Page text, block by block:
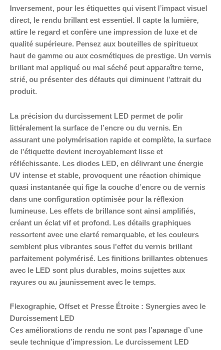
Inversement, pour les étiquettes qui visent l’impact visuel
direct, le rendu brillant est essentiel. Il capte la lumière,
attire le regard et confère une impression de luxe et de
qualité supérieure. Pensez aux bouteilles de spiritueux
haut de gamme ou aux cosmétiques de prestige. Un vernis
brillant mal appliqué ou mal séché peut apparaître terne,
strié, ou présenter des défauts qui diminuent l’attrait du
produit.
La précision du durcissement LED permet de polir
littéralement la surface de l’encre ou du vernis. En
assurant une polymérisation rapide et complète, la surface
de l’étiquette devient incroyablement lisse et
réfléchissante. Les diodes LED, en délivrant une énergie
UV intense et stable, provoquent une réaction chimique
quasi instantanée qui fige la couche d’encre ou de vernis
dans une configuration optimisée pour la réflexion
lumineuse. Les effets de brillance sont ainsi amplifiés,
créant un éclat vif et profond. Les détails graphiques
ressortent avec une clarté remarquable, et les couleurs
semblent plus vibrantes sous l’effet du vernis brillant
parfaitement polymérisé. Les finitions brillantes obtenues
avec le LED sont plus durables, moins sujettes aux
rayures ou au jaunissement avec le temps.
Flexographie, Offset et Presse Étroite : Synergies avec le
Durcissement LED
Ces améliorations de rendu ne sont pas l’apanage d’une
seule technique d’impression. Le durcissement LED